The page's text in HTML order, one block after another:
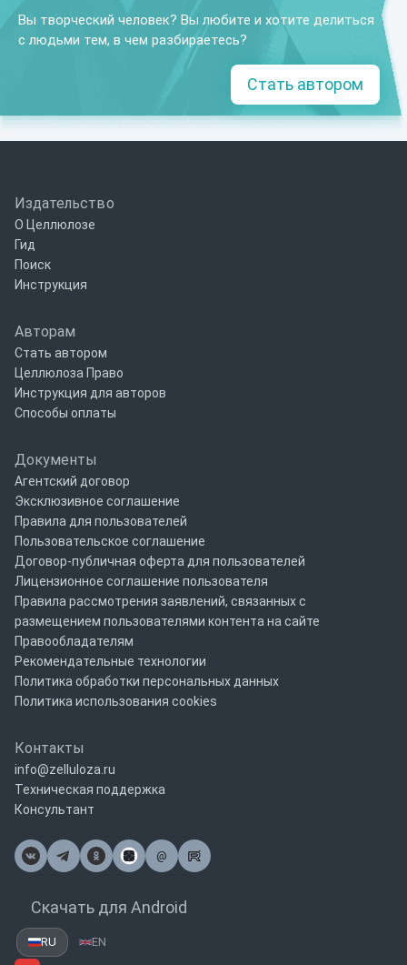
Вы творческий человек? Вы любите и хотите делиться
с людьми тем, в чем разбираетесь?
Стать автором
Издательство
О Целлюлозе
Гид
Поиск
Инструкция
Авторам
Стать автором
Целлюлоза Право
Инструкция для авторов
Способы оплаты
Документы
Агентский договор
Эксклюзивное соглашение
Правила для пользователей
Пользовательское соглашение
Договор-публичная оферта для пользователей
Лицензионное соглашение пользователя
Правила рассмотрения заявлений, связанных с
размещением пользователями контента на сайте
Правообладателям
Рекомендательные технологии
Политика обработки персональных данных
Политика использования cookies
Контакты
info@zelluloza.ru
Техническая поддержка
Консультант
@
Почта
Скачать для Android
RU EN